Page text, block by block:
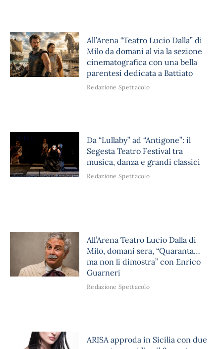
All’Arena “Teatro Lucio Dalla” di
Milo da domani al via la sezione
cinematografica con una bella
parentesi dedicata a Battiato
Redazione Spettacolo
Da “Lullaby” ad “Antigone”: il
Segesta Teatro Festival tra
musica, danza e grandi classici
Redazione Spettacolo
All’Arena Teatro Lucio Dalla di
Milo, domani sera, “Quaranta…
ma non li dimostra” con Enrico
Guarneri
Redazione Spettacolo
ARISA approda in Sicilia con due